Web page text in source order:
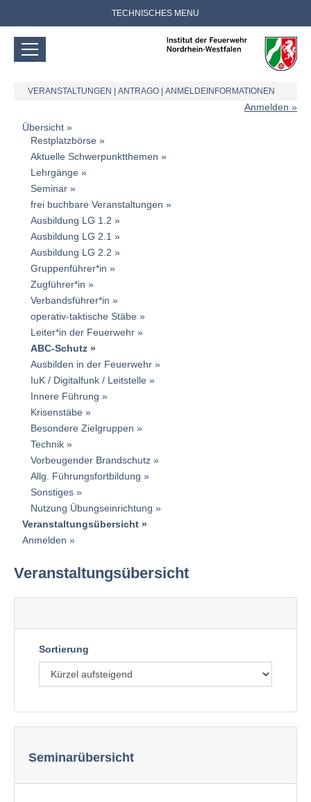
TECHNISCHES MENU
VERANSTALTUNGEN ANTRAGO ANMELDEINFORMATIONEN
Anmelden
Übersicht
Restplatzbörse
Aktuelle Schwerpunktthemen
Lehrgänge
Seminar
frei buchbare Veranstaltungen
Ausbildung LG 1.2
Ausbildung LG 2.1
Ausbildung LG 2.2
Gruppenführer*in
Zugführer*in
Verbandsführer*in
operativ-taktische Stäbe
Leiter*in der Feuerwehr
ABC-Schutz
Ausbilden in der Feuerwehr
IuK / Digitalfunk / Leitstelle
Innere Führung
Krisenstäbe
Besondere Zielgruppen
Technik
Vorbeugender Brandschutz
Allg. Führungsfortbildung
Sonstiges
Nutzung Übungseinrichtung
Veranstaltungsübersicht
Anmelden
Veranstaltungsübersicht
Sortierung
Seminarübersicht